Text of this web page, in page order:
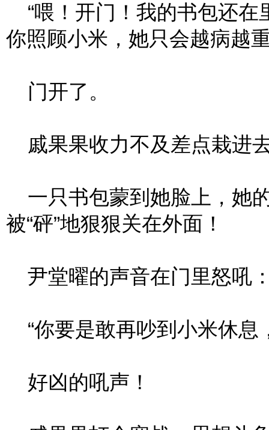
“喂！开门！我的书包还在
你照顾小米，她只会越病越
门开了。
戚果果收力不及差点栽进
一只书包蒙到她脸上，她
被“砰”地狠狠关在外面！
尹堂曜的声音在门里怒吼
“你要是敢再吵到小米休息
好凶的吼声！